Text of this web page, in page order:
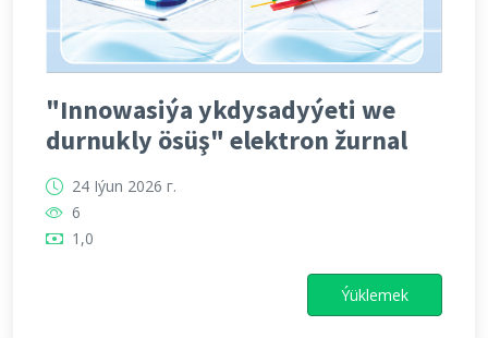
"Innowasiýa ykdysadyýeti we
durnukly ösüş" elektron žurnal
24 Iýun 2026 г.
6
1,0
Ýüklemek